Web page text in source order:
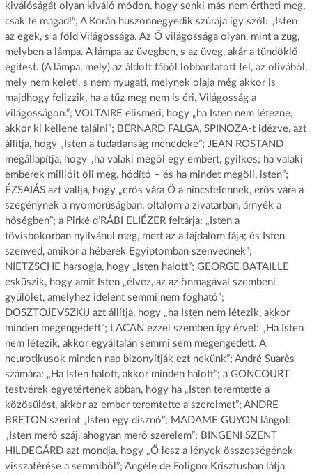
kiválóságát olyan kiváló módon, hogy senki más nem értheti meg,
csak te magad!”; A Korán huszonnegyedik szúrája így szól: „Isten
az egek, s a föld Világossága. Az Ő világossága olyan, mint a zug,
melyben a lámpa. A lámpa az üvegben, s az üveg, akár a tündöklő
égitest. (A lámpa, mely) az áldott fából lobbantatott fel, az olivából,
mely nem keleti, s nem nyugati, melynek olaja még akkor is
majdhogy felizzik, ha a tűz meg nem is éri. Világosság a
világosságon.”; VOLTAIRE elismeri, hogy „ha Isten nem létezne,
akkor ki kellene találni”; BERNARD FALGA, SPINOZA-t idézve, azt
állítja, hogy „Isten a tudatlanság menedéke”; JEAN ROSTAND
megállapítja, hogy „ha valaki megöl egy embert, gyilkos; ha valaki
emberek millióit öli meg, hódító – és ha mindet megöli, isten”;
ÉZSAIÁS azt vallja, hogy „erős vára Ő a nincstelennek, erős vára a
szegénynek a nyomorúságban, oltalom a zivatarban, árnyék a
hőségben”; a Pirké d’RÁBI ELIÉZER feltárja: „Isten a
tövisbokorban nyilvánul meg, mert az a fájdalom fája; és Isten
szenved, amikor a héberek Egyiptomban szenvednek”;
NIETZSCHE harsogja, hogy „Isten halott”; GEORGE BATAILLE
esküszik, hogy amit Isten „élvez, az az önmagával szembeni
gyűlölet, amelyhez idelent semmi nem fogható”;
DOSZTOJEVSZKIJ azt állítja, hogy „ha Isten nem létezik, akkor
minden megengedett”; LACAN ezzel szemben így érvel: „Ha Isten
nem létezik, akkor egyáltalán semmi sem megengedett. A
neurotikusok minden nap bizonyítják ezt nekünk”; André Suarès
számára: „Ha Isten halott, akkor minden halott”; a GONCOURT
testvérek egyetértenek abban, hogy ha „Isten teremtette a
közösülést, akkor az ember teremtette a szerelmet”; ANDRE
BRETON szerint „Isten egy disznó”; MADAME GUYON lángol:
„Isten merő száj, ahogyan merő szerelem”; BINGENI SZENT
HILDEGÁRD azt mondja, hogy „Ő lesz a lények összességének
visszatérése a semmiből”; Angèle de Foligno Krisztusban látja